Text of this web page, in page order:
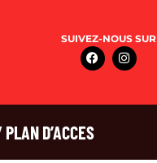
SUIVEZ-NOUS SUR
D’ACCES